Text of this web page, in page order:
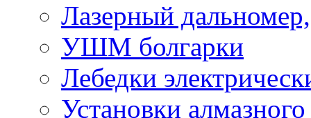
Лазерный дальномер,
УШМ болгарки
Лебедки
Установки